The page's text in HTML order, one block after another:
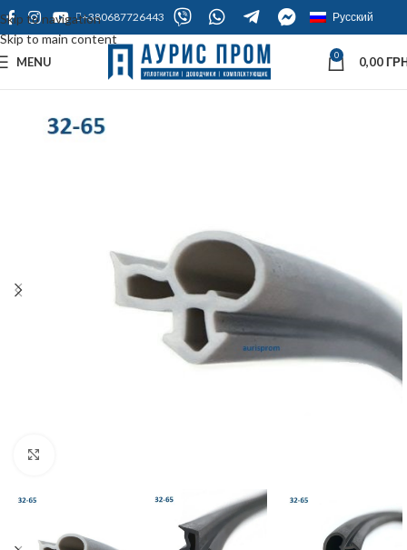
Skip to navigation
Skip to main content
+380687726443 Русский
MENU 0 0,00